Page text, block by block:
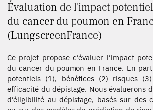
Évaluation de l'impact
du cancer du poumon en
(LungscreenFrance)
Ce projet propose d’évaluer l’impact
du cancer du poumon en France. En
potentiels (1), bénéfices (2) risques
efficacité du dépistage. Nous évaluerons
d’éligibilité au dépistage, basés sur des